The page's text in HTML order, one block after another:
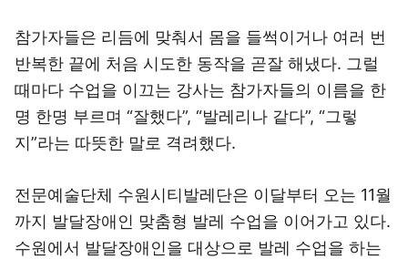
참가자들은 리듬에 맞춰서 몸을 들썩이거나 여러 번
반복한 끝에 처음 시도한 동작을 곧잘 해냈다. 그럴
때마다 수업을 이끄는 강사는 참가자들의 이름을 한
명 한명 부르며 “잘했다”, “발레리나 같다”, “그렇
지”라는 따뜻한 말로 격려했다.
전문예술단체 수원시티발레단은 이달부터 오는 11월
까지 발달장애인 맞춤형 발레 수업을 이어가고 있다.
수원에서 발달장애인을 대상으로 발레 수업을 하는